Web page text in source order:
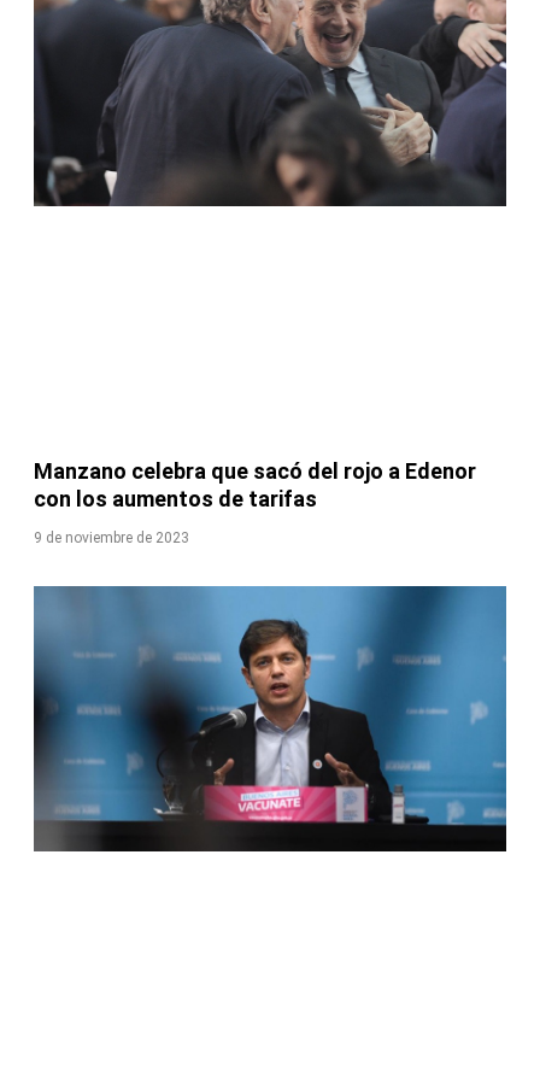
Manzano celebra que sacó del rojo a Edenor
con los aumentos de tarifas
9 de noviembre de 2023